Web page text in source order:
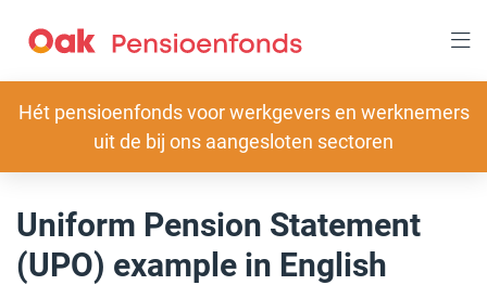
naar
gaan
Slogan
Hét pensioenfonds voor werkgevers en werknemers
uit de bij ons aangesloten sectoren
Uniform Pension Statement
(UPO) example in English